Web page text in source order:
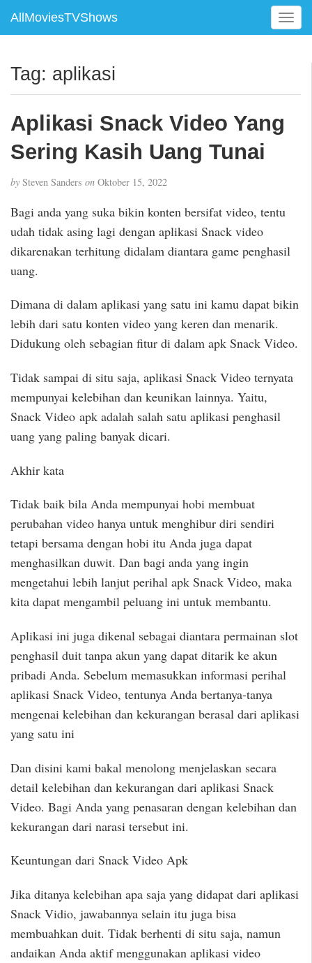
AllMoviesTVShows
T
o
e
i
n
Tag: aplikasi
Aplikasi Snack Video Yang
Sering Kasih Uang Tunai
by Steven Sanders on Oktober 15, 2022
Bagi anda yang suka bikin konten bersifat video, tentu
udah tidak asing lagi dengan aplikasi Snack video
dikarenakan terhitung didalam diantara game penghasil
uang.
Dimana di dalam aplikasi yang satu ini kamu dapat bikin
lebih dari satu konten video yang keren dan menarik.
Didukung oleh sebagian fitur di dalam apk Snack Video.
Tidak sampai di situ saja, aplikasi Snack Video ternyata
mempunyai kelebihan dan keunikan lainnya. Yaitu,
Snack Video apk adalah salah satu aplikasi penghasil
uang yang paling banyak dicari.
Akhir kata
Tidak baik bila Anda mempunyai hobi membuat
perubahan video hanya untuk menghibur diri sendiri
tetapi bersama dengan hobi itu Anda juga dapat
menghasilkan duwit. Dan bagi anda yang ingin
mengetahui lebih lanjut perihal apk Snack Video, maka
kita dapat mengambil peluang ini untuk membantu.
Aplikasi ini juga dikenal sebagai diantara permainan slot
penghasil duit tanpa akun yang dapat ditarik ke akun
pribadi Anda. Sebelum memasukkan informasi perihal
aplikasi Snack Video, tentunya Anda bertanya-tanya
mengenai kelebihan dan kekurangan berasal dari aplikasi
yang satu ini
Dan disini kami bakal menolong menjelaskan secara
detail kelebihan dan kekurangan dari aplikasi Snack
Video. Bagi Anda yang penasaran dengan kelebihan dan
kekurangan dari narasi tersebut ini.
Keuntungan dari Snack Video Apk
Jika ditanya kelebihan apa saja yang didapat dari aplikasi
Snack Vidio, jawabannya selain itu juga bisa
membuahkan duit. Tidak berhenti di situ saja, namun
andaikan Anda aktif menggunakan aplikasi video